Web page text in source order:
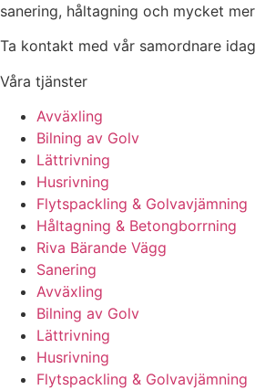
sanering, håltagning och mycket
Ta kontakt med vår samordnare
Våra tjänster
Avväxling
Bilning av Golv
Lättrivning
Husrivning
Flytspackling & Golvavjämning
Håltagning & Betongborrning
Riva Bärande Vägg
Sanering
Avväxling
Bilning av Golv
Lättrivning
Husrivning
Flytspackling & Golvavjämning